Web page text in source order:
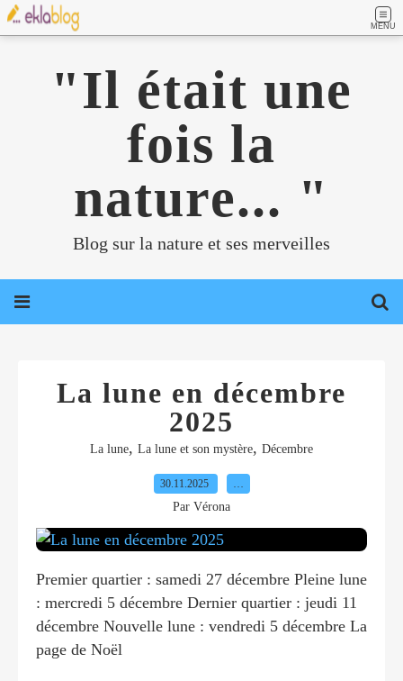
MENU
"Il était une
fois la
nature... "
Blog sur la nature et ses merveilles
La lune en décembre
2025
La lune, La lune et son mystère, Décembre
30.11.2025 …
Par Vérona
Premier quartier : samedi 27 décembre Pleine lune
: mercredi 5 décembre Dernier quartier : jeudi 11
décembre Nouvelle lune : vendredi 5 décembre La
page de Noël